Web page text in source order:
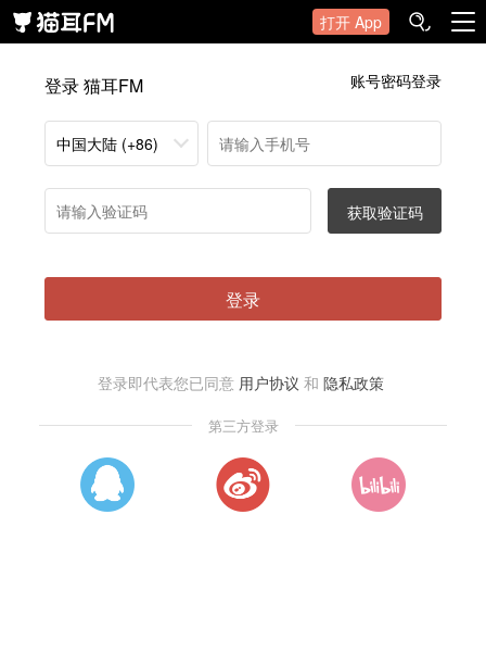
打开 App
登录 猫耳FM 账号密码登录
中国大陆 (+86)
获取验证码
登录
登录即代表您已同意 用户协议 和 隐私政策
第三方登录